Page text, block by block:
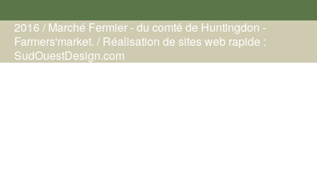
2016 / Marché Fermier - du comté de Huntingdon -
Farmers'market. / Réalisation de sites web rapide :
SudOuestDesign.com